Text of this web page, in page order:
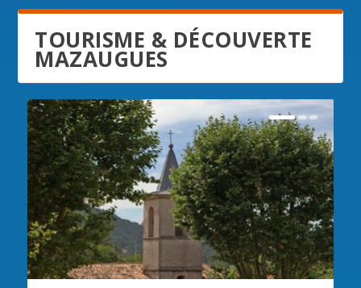
TOURISME & DÉCOUVERTE
MAZAUGUES